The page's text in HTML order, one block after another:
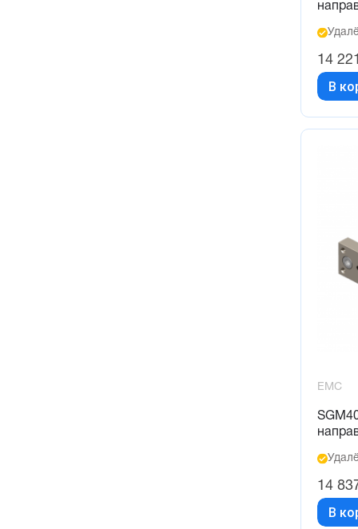
14
В
EMC
14
В